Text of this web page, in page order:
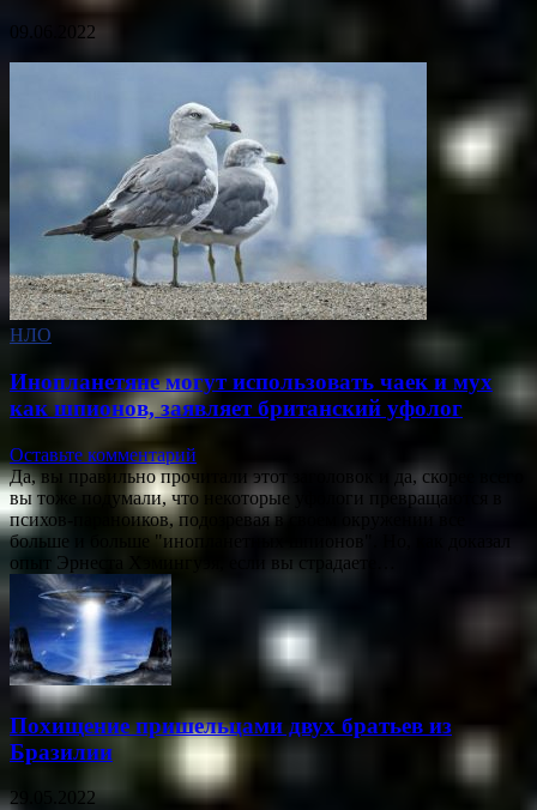
09.06.2022
НЛО
Инопланетяне могут использовать чаек и мух
как шпионов, заявляет британский уфолог
Оставьте комментарий
Да, вы правильно прочитали этот заголовок и да, скорее всего
вы тоже подумали, что некоторые уфологи превращаются в
психов-параноиков, подозревая в своем окружении все
больше и больше "инопланетных шпионов". Но, как доказал
опыт Эрнеста Хэмингуэя, если вы страдаете…
Похищение пришельцами двух братьев из
Бразилии
29.05.2022